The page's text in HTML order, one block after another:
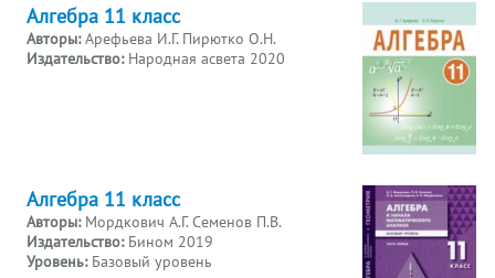
Алгебра 11 класс
Авторы:Арефьева И.Г. Пирютко О.Н.
Издательство: Народная асвета 2020
Алгебра 11 класс
Авторы: Мордкович А.Г. Семенов П.В.
Издательство: Бином 2019
Уровень: Базовый уровень